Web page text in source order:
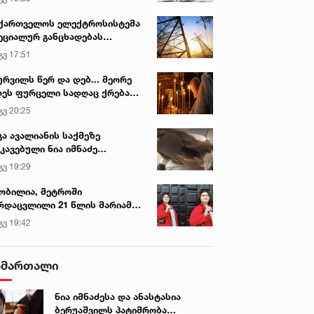
2022 • 10:13
პაკეტის
რაოდენობამ 971
შეადგინა - საქსტატი
11 თებ. 2022 • 10:51
მთავრობის
ელექტროსისტემა
განცხადებას
17:51
წერ და დებ... მეორე
ფურცელი სადღაც ქრება
სურვილი სრულდება...“ -
ტაძარი შიდა
20:25
ავალიანის საქმეზე
ნია იმნაძე
გადაჰყავთ
19:29
მეტროში
21 წლის მარიამ
ექსპერტიზის
19:42
ნია იმნაძესა და ანასტასია
ბერუაშვილს პატიმრობა